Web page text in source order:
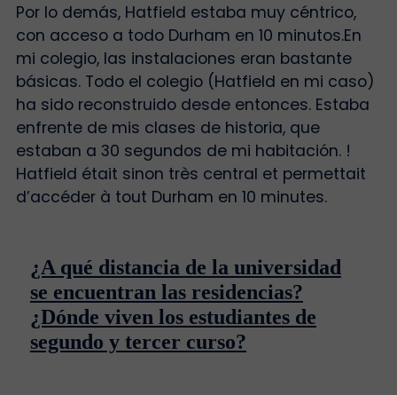
Por lo demás, Hatfield estaba muy céntrico,
con acceso a todo Durham en 10 minutos.En
mi colegio, las instalaciones eran bastante
básicas. Todo el colegio (Hatfield en mi caso)
ha sido reconstruido desde entonces. Estaba
enfrente de mis clases de historia, que
estaban a 30 segundos de mi habitación. !
Hatfield était sinon très central et permettait
d’accéder à tout Durham en 10 minutes.
¿A qué distancia de la universidad
se encuentran las residencias?
¿Dónde viven los estudiantes de
segundo y tercer curso?